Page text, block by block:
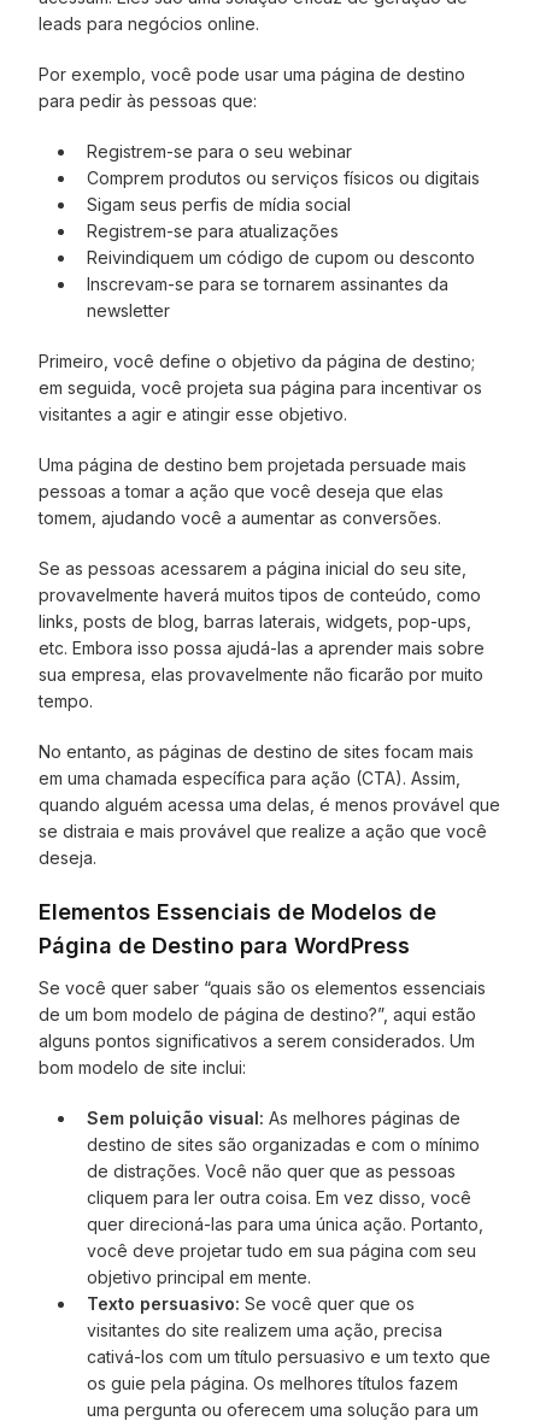
leads para negócios online.
Por exemplo, você pode usar uma página de destino
para pedir às pessoas que:
Registrem-se para o seu webinar
Comprem produtos ou serviços físicos ou digitais
Sigam seus perfis de mídia social
Registrem-se para atualizações
Reivindiquem um código de cupom ou desconto
Inscrevam-se para se tornarem assinantes da
newsletter
Primeiro, você define o objetivo da página de destino;
em seguida, você projeta sua página para incentivar os
visitantes a agir e atingir esse objetivo.
Uma página de destino bem projetada persuade mais
pessoas a tomar a ação que você deseja que elas
tomem, ajudando você a aumentar as conversões.
Se as pessoas acessarem a página inicial do seu site,
provavelmente haverá muitos tipos de conteúdo, como
links, posts de blog, barras laterais, widgets, pop-ups,
etc. Embora isso possa ajudá-las a aprender mais sobre
sua empresa, elas provavelmente não ficarão por muito
tempo.
No entanto, as páginas de destino de sites focam mais
em uma chamada específica para ação (CTA). Assim,
quando alguém acessa uma delas, é menos provável que
se distraia e mais provável que realize a ação que você
deseja.
Elementos Essenciais de Modelos de
Página de Destino para WordPress
Se você quer saber “quais são os elementos essenciais
de um bom modelo de página de destino?”, aqui estão
alguns pontos significativos a serem considerados. Um
bom modelo de site inclui:
Sem poluição visual: As melhores páginas de
destino de sites são organizadas e com o mínimo
de distrações. Você não quer que as pessoas
cliquem para ler outra coisa. Em vez disso, você
quer direcioná-las para uma única ação. Portanto,
você deve projetar tudo em sua página com seu
objetivo principal em mente.
Texto persuasivo: Se você quer que os
visitantes do site realizem uma ação, precisa
cativá-los com um título persuasivo e um texto que
os guie pela página. Os melhores títulos fazem
uma pergunta ou oferecem uma solução para um